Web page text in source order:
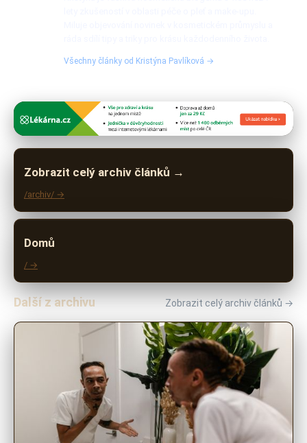
Všechny články od Kristýna Pavlíková →
Zobrazit celý archiv článků →
/archiv/ →
Domů
/ →
Další z archivu Zobrazit celý archiv článků →